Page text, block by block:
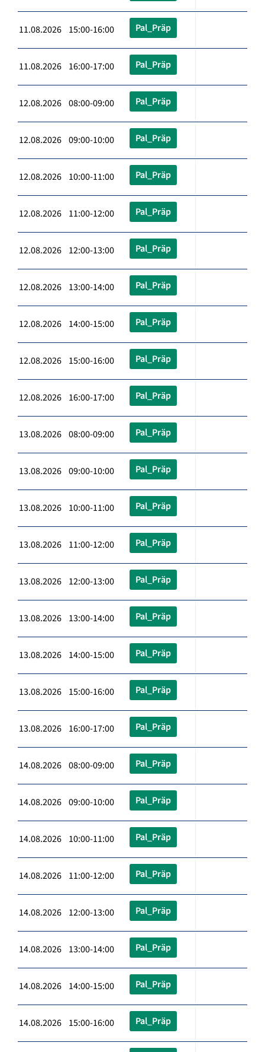
11.08.2026 15:00-16:00 Pal_Präp
11.08.2026 16:00-17:00 Pal_Präp
12.08.2026 08:00-09:00 Pal_Präp
12.08.2026 09:00-10:00 Pal_Präp
12.08.2026 10:00-11:00 Pal_Präp
12.08.2026 11:00-12:00 Pal_Präp
12.08.2026 12:00-13:00 Pal_Präp
12.08.2026 13:00-14:00 Pal_Präp
12.08.2026 14:00-15:00 Pal_Präp
12.08.2026 15:00-16:00 Pal_Präp
12.08.2026 16:00-17:00 Pal_Präp
13.08.2026 08:00-09:00 Pal_Präp
13.08.2026 09:00-10:00 Pal_Präp
13.08.2026 10:00-11:00 Pal_Präp
13.08.2026 11:00-12:00 Pal_Präp
13.08.2026 12:00-13:00 Pal_Präp
13.08.2026 13:00-14:00 Pal_Präp
13.08.2026 14:00-15:00 Pal_Präp
13.08.2026 15:00-16:00 Pal_Präp
13.08.2026 16:00-17:00 Pal_Präp
14.08.2026 08:00-09:00 Pal_Präp
14.08.2026 09:00-10:00 Pal_Präp
14.08.2026 10:00-11:00 Pal_Präp
14.08.2026 11:00-12:00 Pal_Präp
14.08.2026 12:00-13:00 Pal_Präp
14.08.2026 13:00-14:00 Pal_Präp
14.08.2026 14:00-15:00 Pal_Präp
14.08.2026 15:00-16:00 Pal_Präp